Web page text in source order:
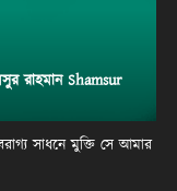
রাহমান Shamsur
সাধনে মুক্তি সে আমার